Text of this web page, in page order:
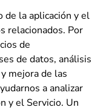
de la aplicación y el
relacionados. Por
de
de datos, análisis
mejora de las
a analizar
y el Servicio. Un